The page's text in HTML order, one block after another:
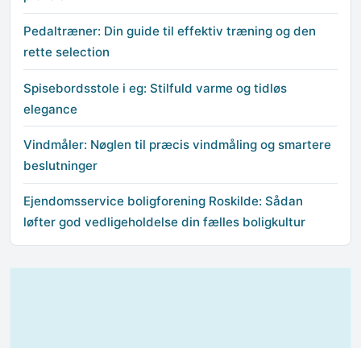
Pedaltræner: Din guide til effektiv træning og den
rette selection
Spisebordsstole i eg: Stilfuld varme og tidløs
elegance
Vindmåler: Nøglen til præcis vindmåling og smartere
beslutninger
Ejendomsservice boligforening Roskilde: Sådan
løfter god vedligeholdelse din fælles boligkultur